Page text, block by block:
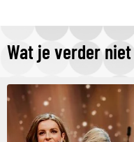
Wat je verder